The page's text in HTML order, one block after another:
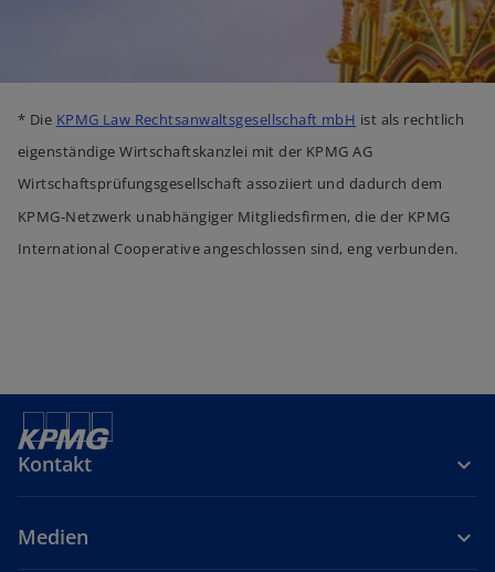
* Die KPMG Law Rechtsanwaltsgesellschaft mbH ist als rechtlich
eigenständige Wirtschaftskanzlei mit der KPMG AG
Wirtschaftsprüfungsgesellschaft assoziiert und dadurch dem
KPMG-Netzwerk unabhängiger Mitgliedsfirmen, die der KPMG
International Cooperative angeschlossen sind, eng verbunden.
Kontakt
Medien